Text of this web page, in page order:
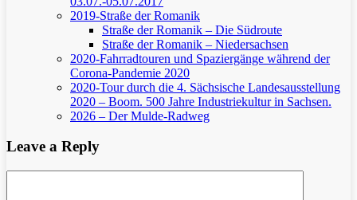
2019-Straße der Romanik
Straße der Romanik – Die Südroute
Straße der Romanik – Niedersachsen
2020-Fahrradtouren und Spaziergänge während der
Corona-Pandemie 2020
2020-Tour durch die 4. Sächsische Landesausstellung
2020 – Boom. 500 Jahre Industriekultur in Sachsen.
2026 – Der Mulde-Radweg
Leave a Reply